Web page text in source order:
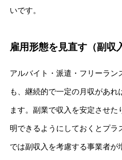
いです。
雇用形態を見直す（副収
アルバイト・派遣・フリーラン
も、継続的で一定の月収があれ
ます。副業で収入を安定させた
明できるようにしておくとプラ
では副収入を考慮する事業者が